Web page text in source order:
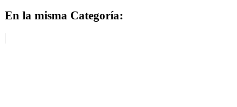
En la misma Categoría: